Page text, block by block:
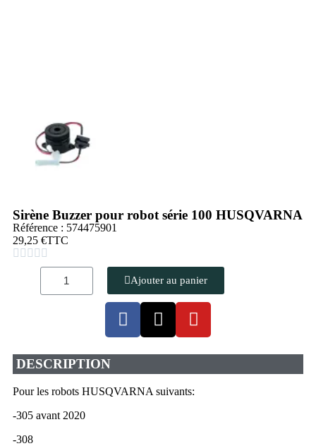
Sirène Buzzer pour robot série 100 HUSQVARNA
Référence : 574475901
29,25 €TTC
    
Ajouter au panier
DESCRIPTION
Pour les robots HUSQVARNA suivants:
-305 avant 2020
-308